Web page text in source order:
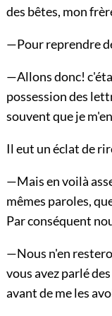
des bêtes, mon
—Pour reprendre
—Allons donc!
possession des
souvent que je
Il eut un éclat de
—Mais en voilà
mêmes paroles,
Par conséquent
—Nous n'en
vous avez parlé
avant de me les